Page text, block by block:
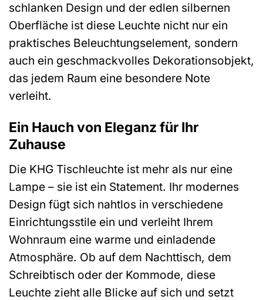
schlanken Design und der edlen silbernen
Oberfläche ist diese Leuchte nicht nur ein
praktisches Beleuchtungselement, sondern
auch ein geschmackvolles Dekorationsobjekt,
das jedem Raum eine besondere Note
verleiht.
Ein Hauch von Eleganz für Ihr
Zuhause
Die KHG Tischleuchte ist mehr als nur eine
Lampe – sie ist ein Statement. Ihr modernes
Design fügt sich nahtlos in verschiedene
Einrichtungsstile ein und verleiht Ihrem
Wohnraum eine warme und einladende
Atmosphäre. Ob auf dem Nachttisch, dem
Schreibtisch oder der Kommode, diese
Leuchte zieht alle Blicke auf sich und setzt